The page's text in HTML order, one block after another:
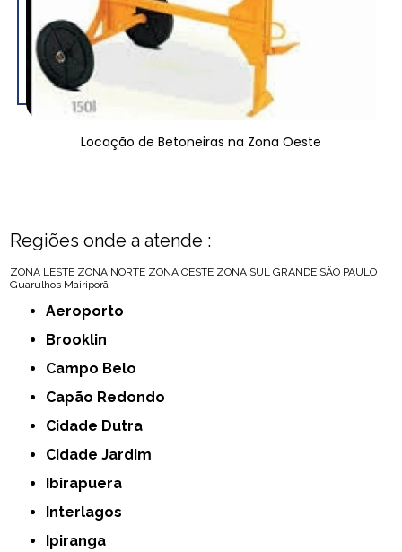
Locação de Betoneiras na Zona Oeste
Regiões onde a atende :
ZONA LESTE ZONA NORTE ZONA OESTE ZONA SUL GRANDE SÃO PAULO
Guarulhos Mairiporã
Aeroporto
Brooklin
Campo Belo
Capão Redondo
Cidade Dutra
Cidade Jardim
Ibirapuera
Interlagos
Ipiranga